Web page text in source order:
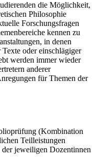
die Möglichkeit,
Philosophie
Forschungsfragen
kennen zu
in denen
oder einschlägiger
werden immer wieder
anderer
für Themen der
(Kombination
Teilleistungen
der jeweiligen Dozentinnen